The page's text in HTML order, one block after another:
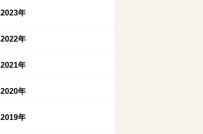
2023年
2022年
2021年
2020年
2019年